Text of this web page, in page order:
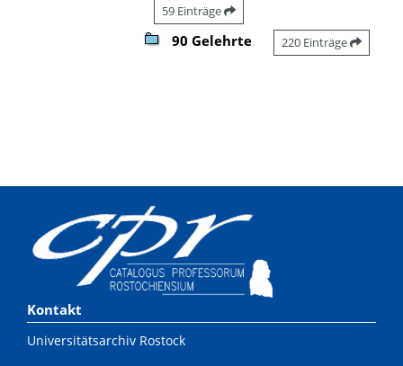
59 Einträge
90 Gelehrte 220 Einträge
Kontakt
Universitätsarchiv Rostock